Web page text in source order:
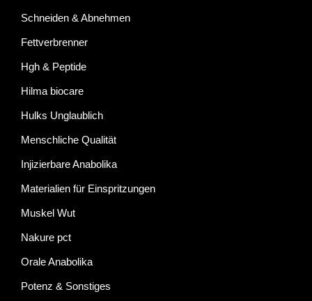
Schneiden & Abnehmen
Fettverbrenner
Hgh & Peptide
Hilma biocare
Hulks Unglaublich
Menschliche Qualität
Injizierbare Anabolika
Materialien für Einspritzungen
Muskel Wut
Nakure pct
Orale Anabolika
Potenz & Sonstiges